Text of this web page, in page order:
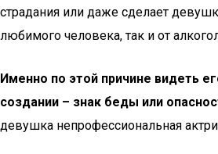
страдания или даже сделает
любимого человека, так и от
Именно по этой причине видеть
создании – знак беды или
девушка непрофессиональная